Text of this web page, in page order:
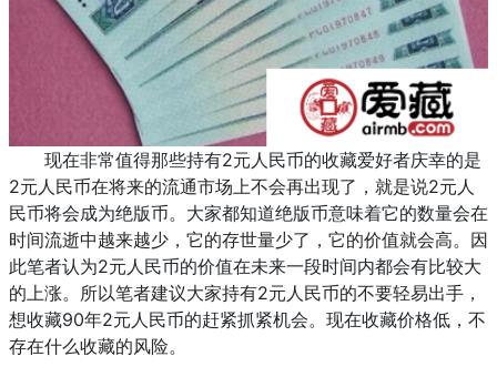
现在非常值得那些持有2元人民币的收藏爱好者庆幸的是
2元人民币在将来的流通市场上不会再出现了，就是说2元人
民币将会成为绝版币。大家都知道绝版币意味着它的数量会在
时间流逝中越来越少，它的存世量少了，它的价值就会高。因
此笔者认为2元人民币的价值在未来一段时间内都会有比较大
的上涨。所以笔者建议大家持有2元人民币的不要轻易出手，
想收藏90年2元人民币的赶紧抓紧机会。现在收藏价格低，不
存在什么收藏的风险。